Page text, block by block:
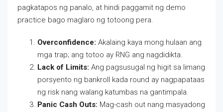
pagkatapos ng panalo, at hindi paggamit ng demo
practice bago maglaro ng totoong pera.
Overconfidence: Akalaing kaya mong hulaan ang
mga trap; ang totoo ay RNG ang nagdidikta.
Lack of Limits: Ang pagsusugal ng higit sa limang
porsyento ng bankroll kada round ay nagpapataas
ng risk nang walang katumbas na gantimpala.
Panic Cash Outs: Mag-cash out nang masyadong